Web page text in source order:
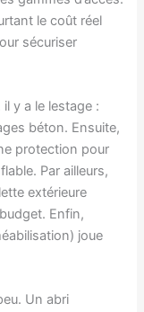
le coût réel
sécuriser
y a le lestage :
béton. Ensuite,
protection pour
Par ailleurs,
extérieure
Enfin,
joue
Un abri